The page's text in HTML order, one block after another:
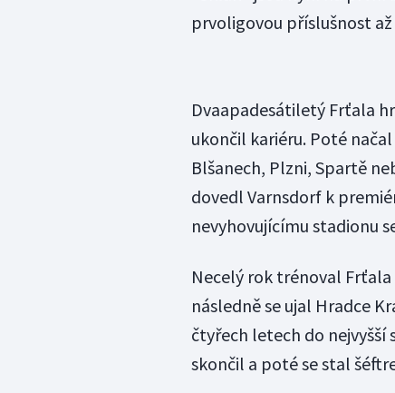
prvoligovou příslušnost
Dvaapadesátiletý Frťala
ukončil kariéru. Poté
Blšanech, Plzni, Spartě
dovedl Varnsdorf k
nevyhovujícímu stadionu
Necelý rok trénoval
následně se ujal Hradce
čtyřech letech do nejvyšší
skončil a poté se stal